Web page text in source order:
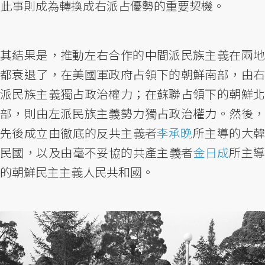
此事則成為轉換成右派占優勢的重要契機。
其結果是，推動左右合作的中間派民族主義在兩地
都衰退了，在美國軍政府占領下的朝鮮南部，由右
派民族主義獨占政治權力；在蘇聯占領下的朝鮮北
部，則由左派民族主義勢力獨占政治權力。然後，
先後成立由徹底的反共主義者李承晚所主導的大韓
民國，以及由毫不妥協的共產主義者金日成所主導
的朝鮮民主主義人民共和國。